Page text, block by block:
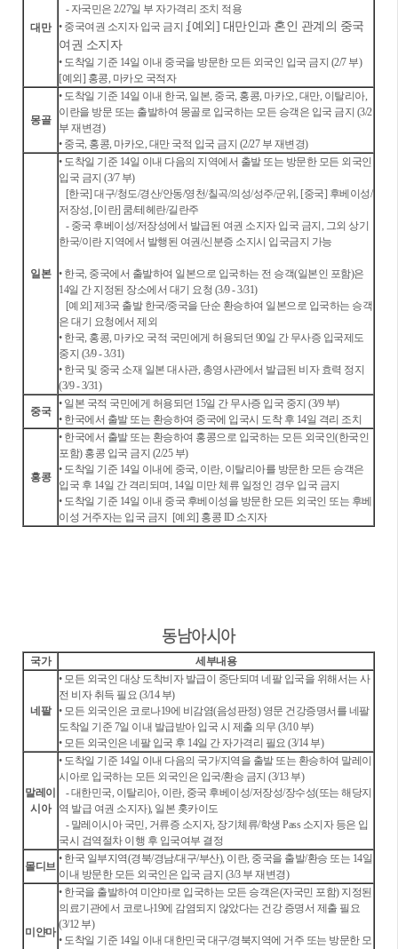
대만
- 자국민은 2/27일 부 자가격리 조치 적용
• 중국여권 소지자 입국 금지 ;[예외] 대만인과 혼인 관계의 중국
여권 소지자
• 도착일 기준 14일 이내 중국을 방문한 모든 외국인 입국 금지 (2/7 부)
[예외] 홍콩, 마카오 국적자
몽골
• 도착일 기준 14일 이내 한국, 일본, 중국, 홍콩, 마카오, 대만, 이탈리아,
이란을 방문 또는 출발하여 몽골로 입국하는 모든 승객은 입국 금지 (3/2
부 재변경)
• 중국, 홍콩, 마카오, 대만 국적 입국 금지 (2/27 부 재변경)
일본
• 도착일 기준 14일 이내 다음의 지역에서 출발 또는 방문한 모든 외국인
입국 금지 (3/7 부)
[한국] 대구/청도/경산/안동/영천/칠곡/의성/성주/군위, [중국] 후베이성/
저장성, [이란] 쿰/테헤란/길란주
- 중국 후베이성/저장성에서 발급된 여권 소지자 입국 금지, 그외 상기
한국/이란 지역에서 발행된 여권/신분증 소지시 입국금지 가능
• 한국, 중국에서 출발하여 일본으로 입국하는 전 승객(일본인 포함)은
14일 간 지정된 장소에서 대기 요청 (3/9 - 3/31)
[예외] 제3국 출발 한국/중국을 단순 환승하여 일본으로 입국하는 승객
은 대기 요청에서 제외
• 한국, 홍콩, 마카오 국적 국민에게 허용되던 90일 간 무사증 입국제도
중지 (3/9 - 3/31)
• 한국 및 중국 소재 일본 대사관, 총영사관에서 발급된 비자 효력 정지
(3/9 - 3/31)
중국
• 일본 국적 국민에게 허용되던 15일 간 무사증 입국 중지 (3/9 부)
• 한국에서 출발 또는 환승하여 중국에 입국시 도착 후 14일 격리 조치
홍콩
• 한국에서 출발 또는 환승하여 홍콩으로 입국하는 모든 외국인(한국인
포함) 홍콩 입국 금지 (2/25 부)
• 도착일 기준 14일 이내에 중국, 이란, 이탈리아를 방문한 모든 승객은
입국 후 14일 간 격리되며, 14일 미만 체류 일정인 경우 입국 금지
• 도착일 기준 14일 이내 중국 후베이성을 방문한 모든 외국인 또는 후베
이성 거주자는 입국 금지
[예외] 홍콩 ID 소지자
동남아시아
국가 세부내용
네팔
• 모든 외국인 대상 도착비자 발급이 중단되며 네팔 입국을 위해서는 사
전 비자 취득 필요 (3/14 부)
• 모든 외국인은 코로나19에 비감염(음성판정) 영문 건강증명서를 네팔
도착일 기준 7일 이내 발급받아 입국 시 제출 의무 (3/10 부)
• 모든 외국인은 네팔 입국 후 14일 간 자가격리 필요 (3/14 부)
말레이
시아
• 도착일 기준 14일 이내 다음의 국가/지역을 출발 또는 환승하여 말레이
시아로 입국하는 모든 외국인은 입국/환승 금지 (3/13 부)
- 대한민국, 이탈리아, 이란, 중국 후베이성/저장성/장수성(또는 해당지
역 발급 여권 소지자), 일본 홋카이도
- 말레이시아 국민, 거류증 소지자, 장기체류/학생 Pass 소지자 등은 입
국시 검역절차 이행 후 입국여부 결정
몰디브
• 한국 일부지역(경북/경남/대구/부산), 이란, 중국을 출발/환승 또는 14일
이내 방문한 모든 외국인은 입국 금지 (3/3 부 재변경)
미얀마
• 한국을 출발하여 미얀마로 입국하는 모든 승객은(자국민 포함) 지정된
의료기관에서 코로나19에 감염되지 않았다는 건강 증명서 제출 필요
(3/12 부)
• 도착일 기준 14일 이내 대한민국 대구/경북지역에 거주 또는 방문한 모